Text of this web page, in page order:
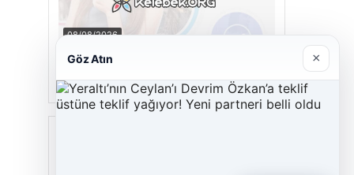
08/08/2026
Kelebek.Org İle Sanal İletişimin Seviyeli
Göz Atın ×